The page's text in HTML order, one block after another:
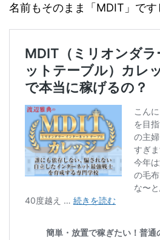
名前もそのまま「MDIT」で